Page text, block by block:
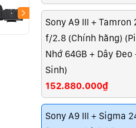
Sony A9 III + Tamron
f/2.8 (Chính hãng)
Nhớ 64GB + Dây Đeo
Sinh)
152.880.000₫
Sony A9 III + Sigma